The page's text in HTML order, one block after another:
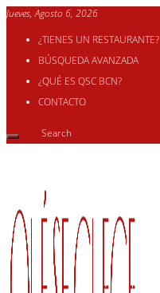
Jueves, Agosto 6, 2026
¿TIENES UN RESTAURANTE?
BÚSQUEDA AVANZADA
¿QUÉ ES QSC BCN?
CONTACTO